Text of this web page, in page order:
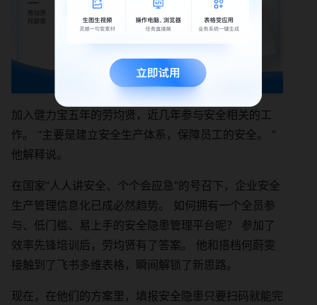
加入健力宝五年的劳均贤，近几年参与安全相关的工
作。 “主要是建立安全生产体系，保障员工的安全。 ”
他解释说。
在国家“人人讲安全、个个会应急”的号召下，企业安全
生产管理信息化已成必然趋势。 如何拥有一个全员参
与、低门槛、易上手的安全隐患管理平台呢？ 参加了
效率先锋培训后，劳均贤有了答案。 他和搭档何蔚雯
接触到了飞书多维表格，瞬间解锁了新思路。
现在，在他们的方案里，填报安全隐患只要扫码就能完